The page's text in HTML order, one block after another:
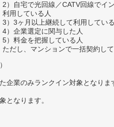
2）自宅で光回線／CATV回線でイ
利用している人
3）3ヶ月以上継続して利用してい
4）企業選定に関与した人
5）料金を把握している人
ただし、マンションで一括契約し
企業のみランクイン対象となりま
となります。